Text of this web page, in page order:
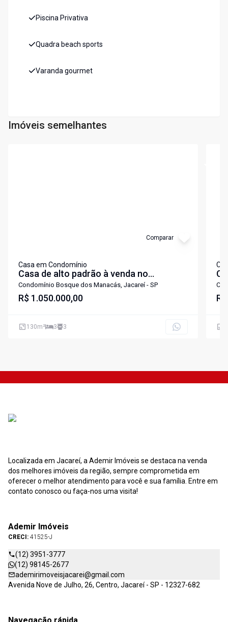
Piscina Privativa
Quadra beach sports
Varanda gourmet
Imóveis semelhantes
Comparar
Casa em Condomínio
Casa de alto padrão à venda no
condomínio Bosque dos Manacás - em
Jacareí-SP! 3 quartos sendo 1 suite.
Condomínio Bosque dos Manacás, Jacareí - SP
R$ 1.050.000,00
130m² 3 3
Localizada em Jacareí, a Ademir Imóveis se destaca na venda
dos melhores imóveis da região, sempre comprometida em
oferecer o melhor atendimento para você e sua família. Entre em
contato conosco ou faça-nos uma visita!
Ademir Imóveis
CRECI: 41525-J
(12) 3951-3777
(12) 98145-2677
ademirimoveisjacarei@gmail.com
Avenida Nove de Julho, 26, Centro, Jacareí - SP - 12327-682